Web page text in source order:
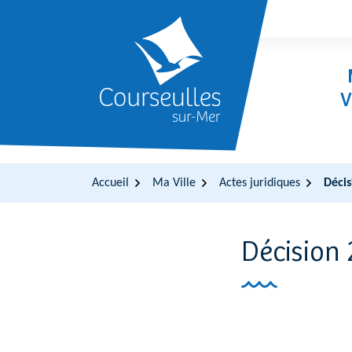
Accueil Ma Ville Actes juridiques
Décision